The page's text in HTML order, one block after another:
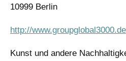
10999 Berlin
http://www.groupglobal3000.de
Kunst und andere